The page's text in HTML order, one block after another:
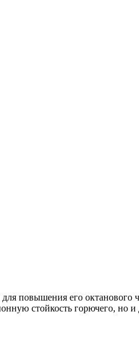
для повышения его
стойкость горючего,